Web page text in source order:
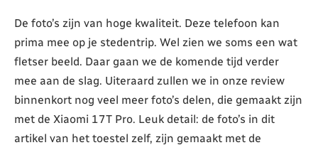
De foto’s zijn van hoge kwaliteit. Deze telefoon kan
prima mee op je stedentrip. Wel zien we soms een wat
fletser beeld. Daar gaan we de komende tijd verder
mee aan de slag. Uiteraard zullen we in onze review
binnenkort nog veel meer foto’s delen, die gemaakt zijn
met de Xiaomi 17T Pro. Leuk detail: de foto’s in dit
artikel van het toestel zelf, zijn gemaakt met de